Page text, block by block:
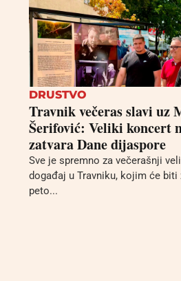
DRUSTVO
Travnik večeras slavi uz
Šerifović: Veliki koncert
zatvara Dane dijaspore
Sve je spremno za večerašnji
događaj u Travniku, kojim će biti
peto...